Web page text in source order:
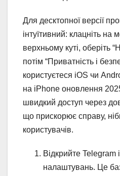
Для десктопної версії
інтуїтивний: клацніть на
верхньому куті, оберіть
потім “Приватність і
користуєтеся iOS чи
на iPhone оновлення
швидкий доступ через
що прискорює справу,
користувачів.
Відкрийте Telegram
налаштувань. Це